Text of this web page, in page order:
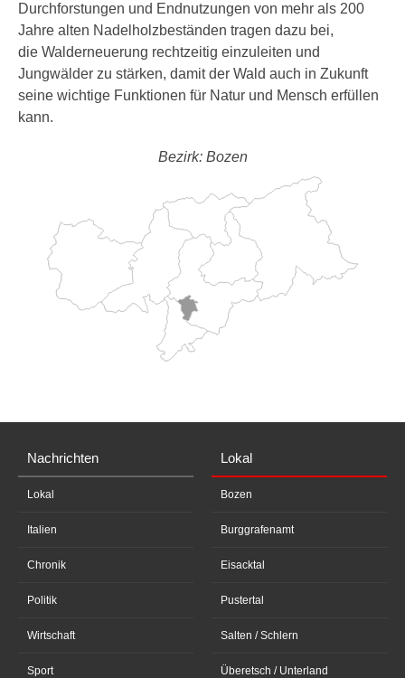
Durchforstungen und Endnutzungen von mehr als 200
Jahre alten Nadelholzbeständen tragen dazu bei,
die Walderneuerung rechtzeitig einzuleiten und
Jungwälder zu stärken, damit der Wald auch in Zukunft
seine wichtige Funktionen für Natur und Mensch erfüllen
kann.
Bezirk: Bozen
Nachrichten
Lokal
Italien
Chronik
Politik
Wirtschaft
Sport
Lokal
Bozen
Burggrafenamt
Eisacktal
Pustertal
Salten / Schlern
Überetsch / Unterland